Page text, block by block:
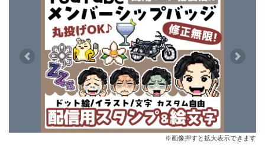
Previous Next
※画像押すと拡大表示できます